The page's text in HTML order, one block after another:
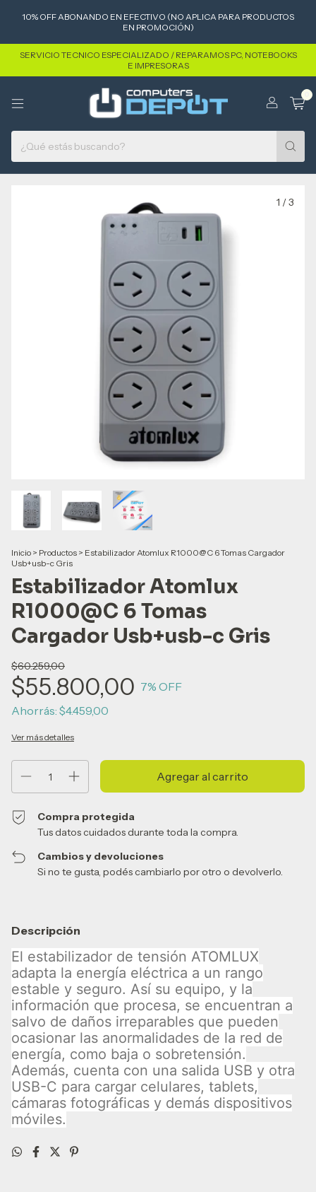
10% OFF ABONANDO EN EFECTIVO (NO APLICA PARA PRODUCTOS
EN PROMOCIÓN)
SERVICIO TECNICO ESPECIALIZADO / REPARAMOS PC, NOTEBOOKS
E IMPRESORAS
1 /3
Inicio > Productos > Estabilizador Atomlux R1000@C 6 Tomas Cargador
Usb+usb-c Gris
Estabilizador Atomlux
R1000@C 6 Tomas
Cargador Usb+usb-c Gris
$60.259,00
$55.800,00 7% OFF
Ahorrás: $4.459,00
Ver más detalles
Compra protegida
Tus datos cuidados durante toda la compra.
Cambios y devoluciones
Si no te gusta, podés cambiarlo por otro o devolverlo.
Descripción
El estabilizador de tensión ATOMLUX
adapta la energía eléctrica a un rango
estable y seguro. Así su equipo, y la
información que procesa, se encuentran a
salvo de daños irreparables que pueden
ocasionar las anormalidades de la red de
energía, como baja o sobretensión.
Además, cuenta con una salida USB y otra
USB-C para cargar celulares, tablets,
cámaras fotográficas y demás dispositivos
móviles.